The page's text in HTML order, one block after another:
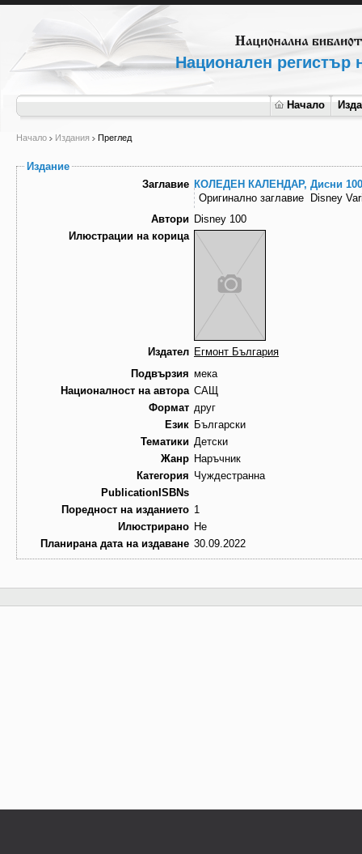
Национален регистър
Начало
Начало Издания Преглед
Издание
Заглавие КОЛЕДЕН КАЛЕНДАР, Дисни 100
Оригинално заглавие
Disney
Автори Disney 100
Илюстрации на корица
Издател Егмонт България
Подвързия мека
Националност на автора САЩ
Формат друг
Език Български
Тематики Детски
Жанр Наръчник
Категория Чуждестранна
PublicationISBNs
Поредност на изданието 1
Илюстрирано Не
Планирана дата на издаване 30.09.2022